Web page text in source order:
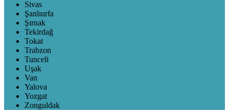
Sivas
Şanlıurfa
Şırnak
Tekirdağ
Tokat
Trabzon
Tunceli
Uşak
Van
Yalova
Yozgat
Zonguldak